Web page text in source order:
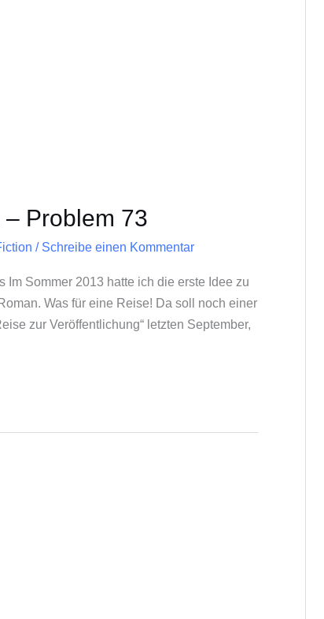
Problem 73
/ Schreibe einen Kommentar
Im Sommer 2013 hatte ich die erste Idee zu
Was für eine Reise! Da soll noch einer
zur Veröffentlichung“ letzten September,